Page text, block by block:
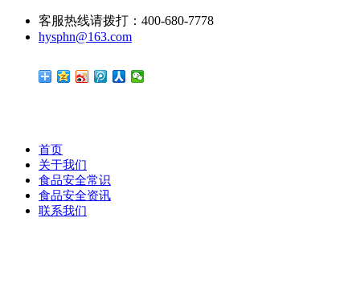
客服热线请拨打：400-680-7778
hysphn@163.com
首页
关于我们
食品安全常识
食品安全资讯
联系我们